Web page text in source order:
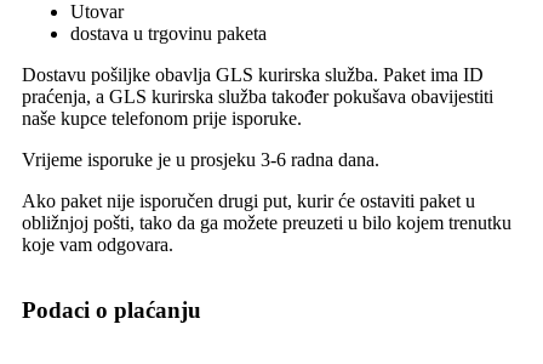
Utovar
dostava u trgovinu paketa
Dostavu pošiljke obavlja GLS kurirska služba. Paket ima ID
praćenja, a GLS kurirska služba također pokušava obavijestiti
naše kupce telefonom prije isporuke.
Vrijeme isporuke je u prosjeku 3-6 radna dana.
Ako paket nije isporučen drugi put, kurir će ostaviti paket u
obližnjoj pošti, tako da ga možete preuzeti u bilo kojem trenutku
koje vam odgovara.
Podaci o plaćanju